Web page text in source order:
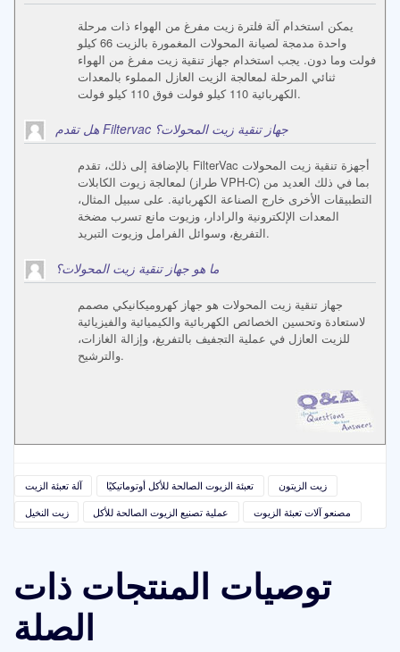
يمكن استخدام آلة فلترة زيت مفرغ من الهواء ذات مرحلة
واحدة مدمجة لصيانة المحولات المغمورة بالزيت 66 كيلو
فولت وما دون. يجب استخدام جهاز تنقية زيت مفرغ من الهواء
ثنائي المرحلة لمعالجة الزيت العازل المملوء بالمعدات
الكهربائية 110 كيلو فولت فوق 110 كيلو فولت.
هل تقدم Filtervac جهاز تنقية زيت المحولات؟
بالإضافة إلى ذلك، تقدم FilterVac أجهزة تنقية زيت المحولات
لمعالجة زيوت الكابلات (طراز VPH-C) بما في ذلك العديد من
التطبيقات الأخرى خارج الصناعة الكهربائية. على سبيل المثال،
المعدات الإلكترونية والرادار، وزيوت مانع تسرب مضخة
التفريغ، وسوائل الفرامل وزيوت التبريد.
ما هو جهاز تنقية زيت المحولات؟
جهاز تنقية زيت المحولات هو جهاز كهروميكانيكي مصمم
لاستعادة وتحسين الخصائص الكهربائية والكيميائية والفيزيائية
للزيت العازل في عملية التجفيف بالتفريغ، وإزالة الغازات،
والترشيح.
آلة تعبئة الزيت تعبئة الزيوت الصالحة للأكل أوتوماتيكيًا
زيت الزيتون
زيت النخيل
عملية تصنيع الزيوت الصالحة للأكل مصنعو آلات تعبئة الزيوت
توصيات المنتجات ذات
الصلة